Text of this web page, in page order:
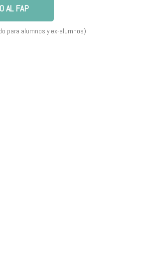
AL FAP
para alumnos y ex-alumnos)